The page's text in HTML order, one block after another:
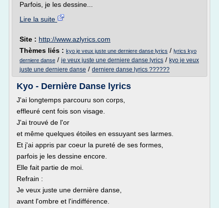
Parfois, je les dessine...
Lire la suite
Site : http://www.azlyrics.com
Thèmes liés : kyo je veux juste une derniere danse lyrics / lyrics kyo
derniere danse / je veux juste une derniere danse lyrics / kyo je veux
juste une derniere danse / derniere danse lyrics ??????
Kyo - Dernière Danse lyrics
J'ai longtemps parcouru son corps,
effleuré cent fois son visage.
J'ai trouvé de l'or
et même quelques étoiles en essuyant ses larmes.
Et j'ai appris par coeur la pureté de ses formes,
parfois je les dessine encore.
Elle fait partie de moi.
Refrain :
Je veux juste une dernière danse,
avant l'ombre et l'indifférence.